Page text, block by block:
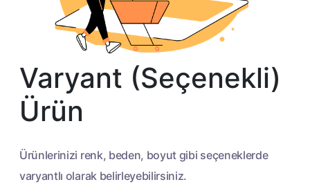
Varyant (Seçenekli)
Ürün
Ürünlerinizi renk, beden, boyut gibi seçeneklerde
varyantlı olarak belirleyebilirsiniz.